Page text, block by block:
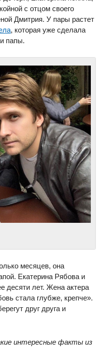
с отцом своего
Дмитрия. У пары растет
, которая уже сделала
папы.
месяцев, она
Екатерина Рябова и
десяти лет. Жена актера
стала глубже, крепче».
друг друга и
интересные факты из